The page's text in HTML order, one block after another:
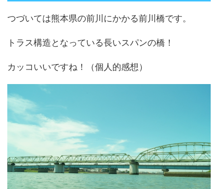
つづいては熊本県の前川にかかる前川橋です。
トラス構造となっている長いスパンの橋！
カッコいいですね！（個人的感想）